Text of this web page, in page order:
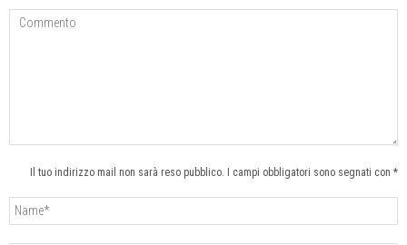
Il tuo indirizzo mail non sarà reso pubblico. I campi obbligatori sono segnati con *